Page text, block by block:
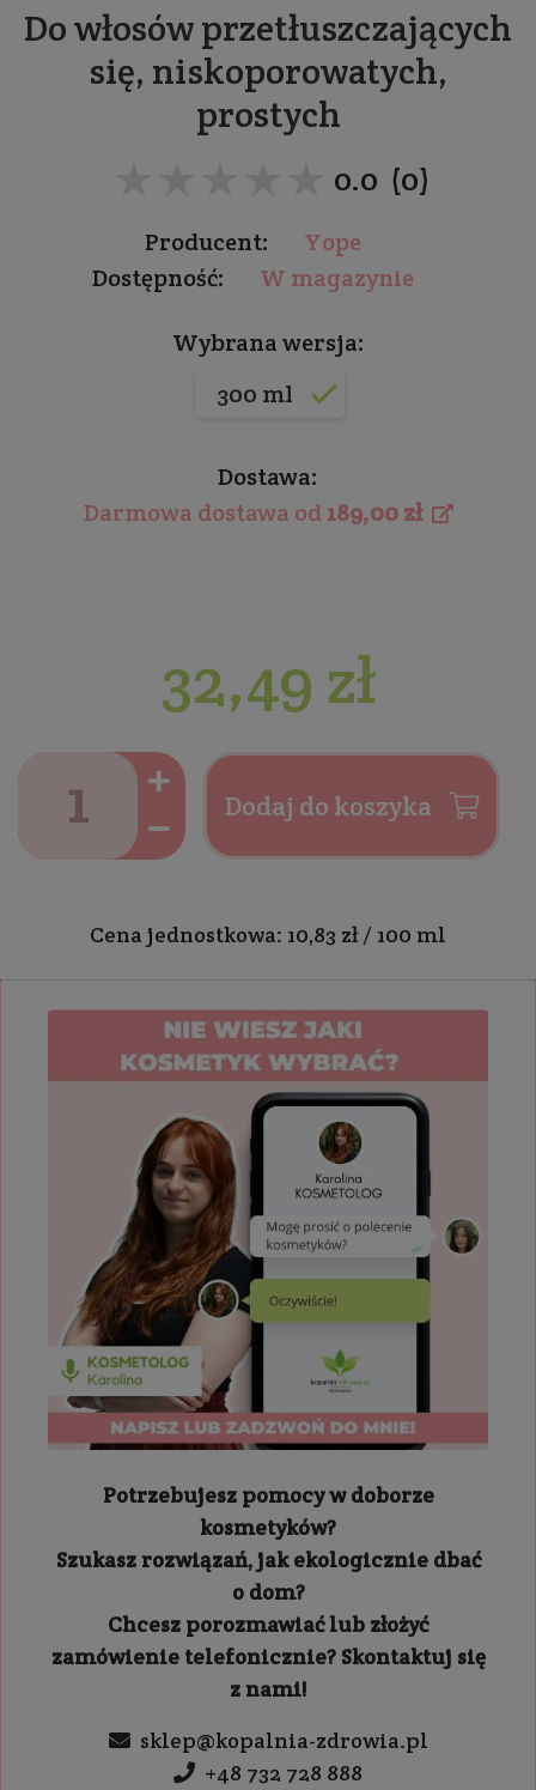
Do włosów przetłuszczających
się, niskoporowatych,
prostych
0.0 (0)
Producent:
Yope
Dostępność:
W magazynie
Wybrana wersja:
300 ml
Dostawa:
Darmowa dostawa od189,00 zł
32,49 zł
Dodaj do koszyka
Cena jednostkowa: 10,83 zł / 100 ml
Potrzebujesz pomocy w doborze
kosmetyków?
Szukasz rozwiązań, jak ekologicznie dbać
o dom?
Chcesz porozmawiać lub złożyć
zamówienie telefonicznie? Skontaktuj się
z nami!
sklep@kopalnia-zdrowia.pl
+48 732 728 888